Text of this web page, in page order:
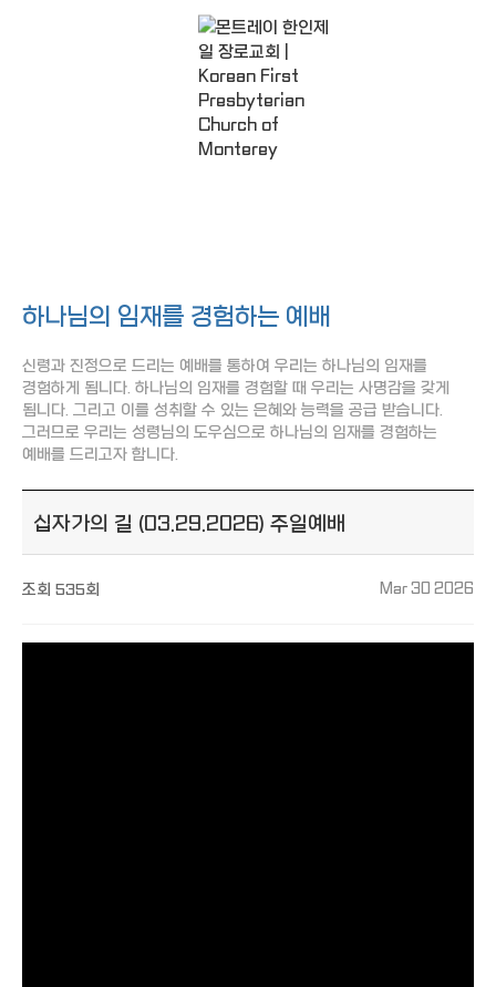
주일예배
하나님의 임재를 경험하는 예배
신령과 진정으로 드리는 예배를 통하여 우리는 하나님의 임재를
경험하게 됩니다. 하나님의 임재를 경험할 때 우리는 사명감을 갖게
됩니다. 그리고 이를 성취할 수 있는 은혜와 능력을 공급 받습니다.
그러므로 우리는 성령님의 도우심으로 하나님의 임재를 경험하는
예배를 드리고자 합니다.
십자가의 길 (03.29.2026) 주일예배
조회 535회 Mar 30 2026